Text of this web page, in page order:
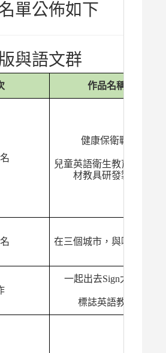
單公佈如下
與語文群
作品名稱
健康保衛戰-
兒童英語衛生教育繪本教
材教具研發製作
在三個城市，與咖啡相遇
一起出去Sign太陽！
標誌英語教材